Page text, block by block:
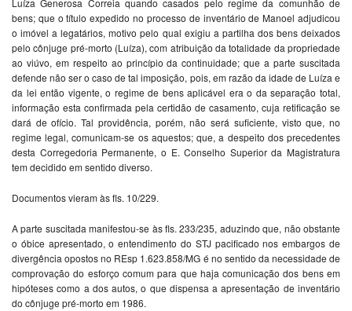
Luíza Generosa Correia quando casados pelo regime da comunhão de
bens; que o título expedido no processo de inventário de Manoel adjudicou
o imóvel a legatários, motivo pelo qual exigiu a partilha dos bens deixados
pelo cônjuge pré-morto (Luíza), com atribuição da totalidade da propriedade
ao viúvo, em respeito ao princípio da continuidade; que a parte suscitada
defende não ser o caso de tal imposição, pois, em razão da idade de Luíza e
da lei então vigente, o regime de bens aplicável era o da separação total,
informação esta confirmada pela certidão de casamento, cuja retificação se
dará de ofício. Tal providência, porém, não será suficiente, visto que, no
regime legal, comunicam-se os aquestos; que, a despeito dos precedentes
desta Corregedoria Permanente, o E. Conselho Superior da Magistratura
tem decidido em sentido diverso.
Documentos vieram às fls. 10/229.
A parte suscitada manifestou-se às fls. 233/235, aduzindo que, não obstante
o óbice apresentado, o entendimento do STJ pacificado nos embargos de
divergência opostos no REsp 1.623.858/MG é no sentido da necessidade de
comprovação do esforço comum para que haja comunicação dos bens em
hipóteses como a dos autos, o que dispensa a apresentação de inventário
do cônjuge pré-morto em 1986.